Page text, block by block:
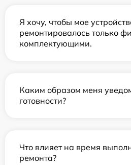
Я хочу, чтобы мое
ремонтировалось только
комплектующими.
Каким образом меня
готовности?
Что влияет на время
ремонта?